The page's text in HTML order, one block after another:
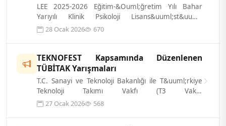
LEE 2025-2026 Eğitim-&Ouml;ğretim Yılı Bahar
Yarıyılı Klinik Psikoloji Lisans&uuml;st&uuml;
Programların Yazılı Sınavı sonucu ilgi...
28 Ocak 2026 670
TEKNOFEST Kapsamında Düzenlenen
TÜBİTAK Yarışmaları
T.C. Sanayi ve Teknoloji Bakanlığı ile T&uuml;rkiye
Teknoloji Takımı Vakfı (T3 Vakfı)
y&uuml;r&uuml;t&uuml;c&uuml;l&uuml;ğ&uuml;nd...
27 Ocak 2026 568